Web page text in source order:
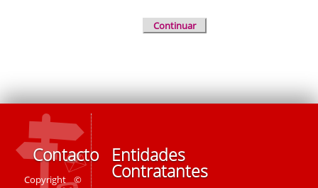
Continuar
Contacto
Copyright ©
Entidades
Contratantes